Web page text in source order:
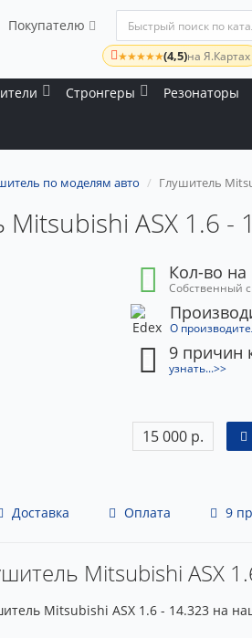
Покупателю
★★★★★(4,5)на Я.Картах
Стронгеры Резонаторы
по моделям авто Глушитель
Mitsubishi ASX 1.6 -
Кол-во на
Собственный
О
9 причин
узнать...>>
15 000 р.
Доставка Оплата 9
Mitsubishi ASX
Mitsubishi ASX 1.6 - 14.323 на